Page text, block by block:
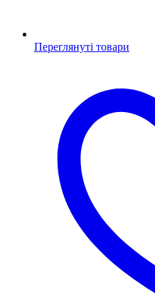
Переглянуті товари